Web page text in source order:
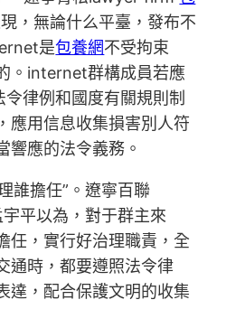
，無論什么平臺，發布不
是包養網不受拘束
。internet群構成員若應
律例和國度有關規則制
應用信息收集損害別人符
響應的法令義務。
誰擔任”。遼寧百聯
平以為，對于群主來
任，實行好治理職責，全
通時，都要遵照法令律
達，配合保護文明的收集